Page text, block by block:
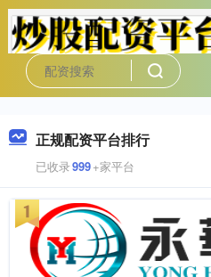
正规配资平台排行
已收录999+家平台